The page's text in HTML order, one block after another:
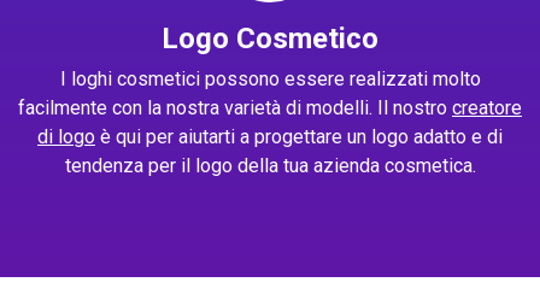
Logo Cosmetico
I loghi cosmetici possono essere realizzati molto
facilmente con la nostra varietà di modelli. Il nostro creatore
di logo è qui per aiutarti a progettare un logo adatto e di
tendenza per il logo della tua azienda cosmetica.